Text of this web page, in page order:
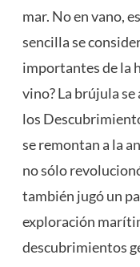
mar. No en vano,
sencilla se
importantes de la
vino? La brújula se
los
se remontan a la
no sólo
también jugó un
exploración
descubrimientos